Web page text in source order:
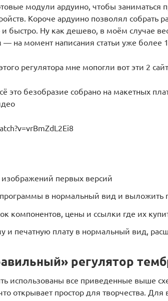
модули ардуино, чтобы заниматься
Короче ардуино позволял собрать
быстро. Ну как дешево, в моём случае
на момент написания статьи уже более
регулятора мне мопогли вот эти 2
это безобразие собрано на макетных
первых версий
в нормальный вид и выложить
компонентов, цены и ссылки где их
и печатную плату в нормальный вид,
регулятор
использованы все приведенные выше
открывает простор для творчества. Для